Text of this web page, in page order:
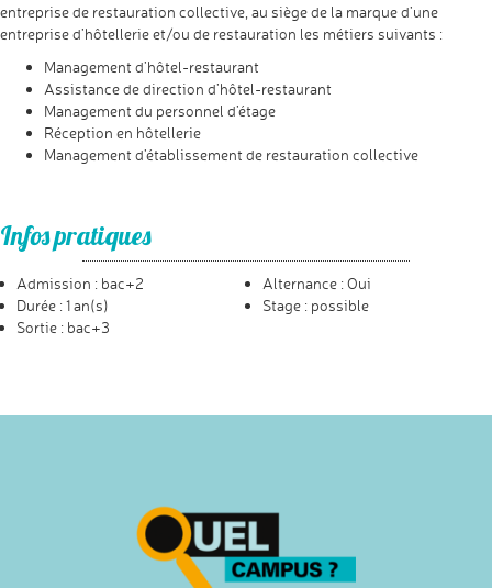
entreprise de restauration collective, au siège de la marque d’une
entreprise d’hôtellerie et/ou de restauration les métiers suivants :
Management d’hôtel-restaurant
Assistance de direction d’hôtel-restaurant
Management du personnel d’étage
Réception en hôtellerie
Management d’établissement de restauration collective
Infos pratiques
Admission : bac+2
Durée : 1 an(s)
Sortie : bac+3
Alternance : Oui
Stage : possible